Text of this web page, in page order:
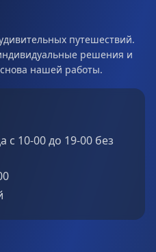
путешествий.
решения и
нашей работы.
с 10-00 до 19-00 без